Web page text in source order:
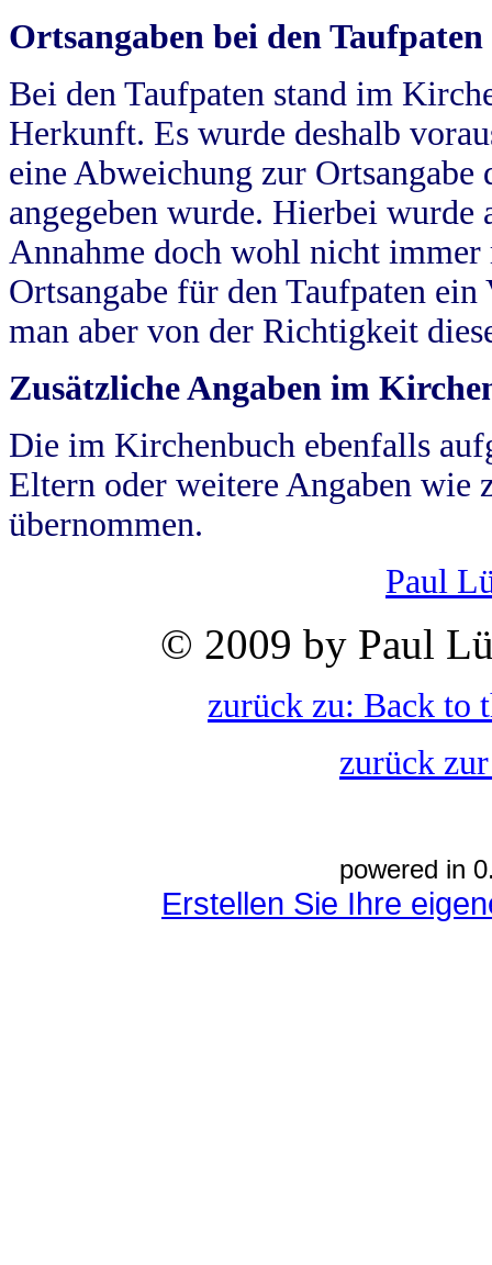
Ortsangaben bei den Taufpaten
Bei den Taufpaten stand im
Herkunft. Es wurde deshalb
eine Abweichung zur
angegeben wurde. Hierbei wurde
Annahme doch wohl nicht
Ortsangabe für den Taufpaten
man aber von der Richtigkeit
Zusätzliche Angaben im
Die im Kirchenbuch ebenfalls
Eltern oder weitere Angaben wie
übernommen.
Paul
© 2009 by Paul
zurück zu: Back to
zurück
powered in
Erstellen Sie Ihre